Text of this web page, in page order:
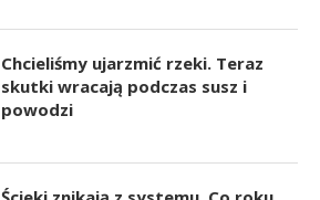
Chcieliśmy ujarzmić rzeki. Teraz
skutki wracają podczas susz i
powodzi